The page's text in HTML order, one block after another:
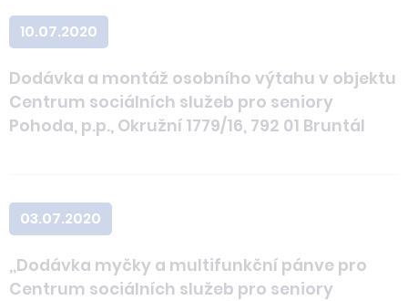
10.07.2020
Dodávka a montáž osobního výtahu v objektu
Centrum sociálních služeb pro seniory
Pohoda, p.p., Okružní 1779/16, 792 01 Bruntál
03.07.2020
,,Dodávka myčky a multifunkční pánve pro
Centrum sociálních služeb pro seniory